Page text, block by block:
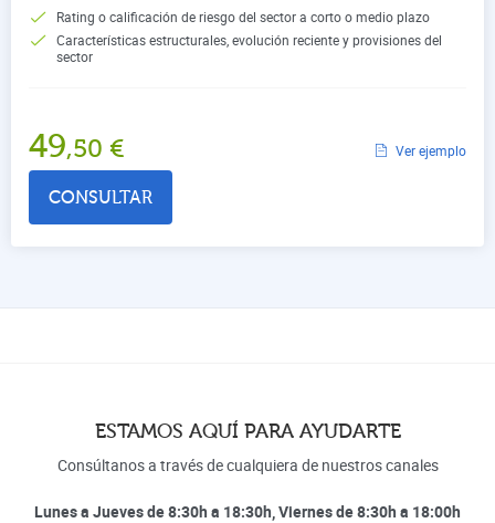
Rating o calificación de riesgo del sector a corto o medio plazo
Características estructurales, evolución reciente y provisiones del
sector
49,50 € Ver ejemplo
CONSULTAR
ESTAMOS AQUÍ PARA AYUDARTE
Consúltanos a través de cualquiera de nuestros canales
Lunes a Jueves de 8:30h a 18:30h, Viernes de 8:30h a 18:00h